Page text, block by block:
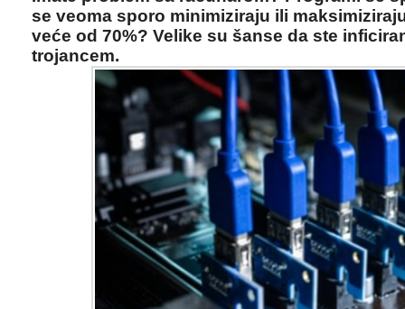
se veoma sporo minimiziraju ili
veće od 70%? Velike su šanse da ste
trojancem.